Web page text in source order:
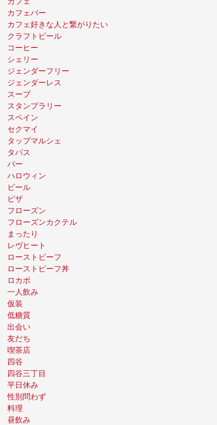
カフェバー
カフェ好きな人と繋がりたい
クラフトビール
コーヒー
シェリー
ジェンダーフリー
ジェンダーレス
スープ
スタンプラリー
スペイン
セクマイ
タップマルシェ
タパス
バー
ハロウィン
ビール
ピザ
フローズン
フローズンカクテル
まったり
レヴヒート
ローストビーフ
ローストビーフ丼
ロカボ
一人飲み
仮装
低糖質
出会い
友だち
喫茶店
四谷
四谷三丁目
平日休み
性別問わず
料理
昼飲み